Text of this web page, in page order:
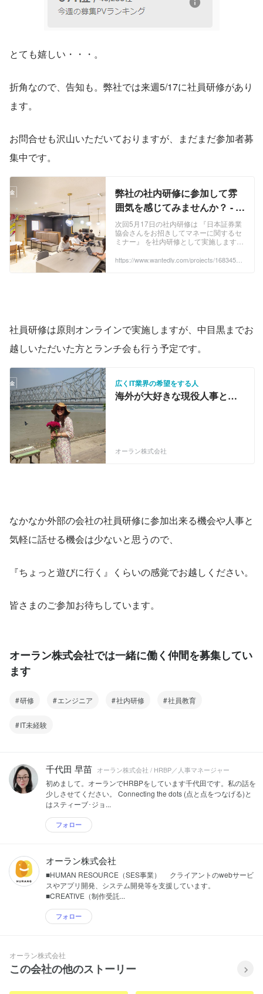
とても嬉しい・・・。
折角なので、告知も。弊社では来週5/17に社員研修があり
ます。
お問合せも沢山いただいておりますが、まだまだ参加者募
集中です。
弊社の社内研修に参加して雰
囲気を感じてみませんか？ - オ
ーラン株式会社の広くIT業界
を希望する人のミートアップ -
Wantedly
次回5月17日の社内研修は 『日本証券業
協会さんをお招きしてマネーに関するセ
ミナー』 を社内研修として実施します。
https://www.wantedly.com/projects/1683450?
社員研修は原則オンラインで実施しますが、中目黒までお
越しいただいた方とランチ会も行う予定です。
広くIT業界の希望をする人
海外が大好きな現役人事とキ
オーラン株式会社
なかなか外部の会社の社員研修に参加出来る機会や人事と
気軽に話せる機会は少ないと思うので、
『ちょっと遊びに行く』くらいの感覚でお越しください。
皆さまのご参加お待ちしています。
オーラン株式会社では一緒に働く仲間を募集してい
ます
研修 エンジニア 社内研修 社員教育
IT未経験
千代田 早苗 オーラン株式会社 / HRBP／人事マネージャー
初めまして。オーランでHRBPをしています千代田です。私の話を
少しさせてください。 Connecting the dots (点と点をつなげる)と
はスティーブ･ジョ...
フォロー
オーラン株式会社
■HUMAN RESOURCE（SES事業） クライアントのwebサービ
スやアプリ開発、システム開発等を支援しています。
■CREATIVE（制作受託...
フォロー
オーラン株式会社
この会社の他のストーリー